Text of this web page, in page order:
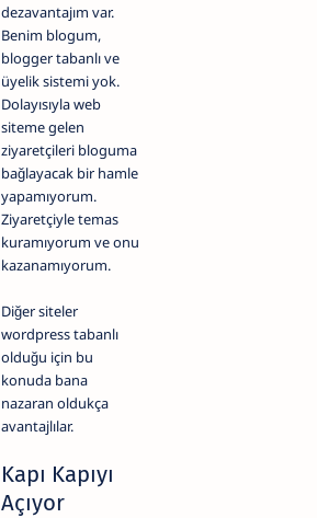
dezavantajım var.
Benim blogum,
blogger tabanlı ve
üyelik sistemi yok.
Dolayısıyla web
siteme gelen
ziyaretçileri bloguma
bağlayacak bir hamle
yapamıyorum.
Ziyaretçiyle temas
kuramıyorum ve onu
kazanamıyorum.
Diğer siteler
wordpress tabanlı
olduğu için bu
konuda bana
nazaran oldukça
avantajlılar.
Kapı Kapıyı
Açıyor